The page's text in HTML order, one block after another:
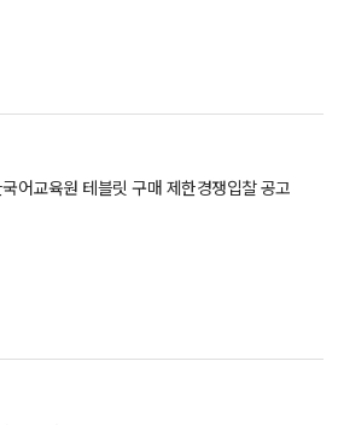
어교육원 테블릿 구매 제한경쟁입찰 공고